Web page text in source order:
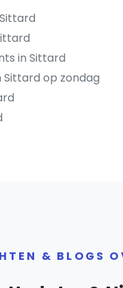
in Sittard
Sittard op zondag
& BLOGS